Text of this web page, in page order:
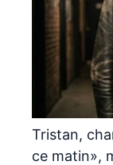
Tristan,
ce matin»,